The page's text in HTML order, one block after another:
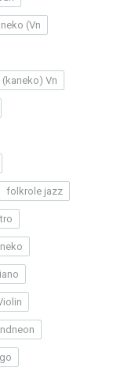
(Vn
Vn
folkrole jazz